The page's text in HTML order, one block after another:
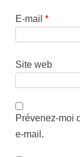
E-mail*
Site web
Prévenez-moi
e-mail.